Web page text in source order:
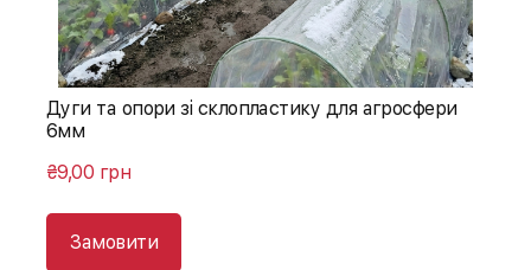
Дуги та опори зі склопластику для агросфери
6мм
₴9,00 грн
Замовити